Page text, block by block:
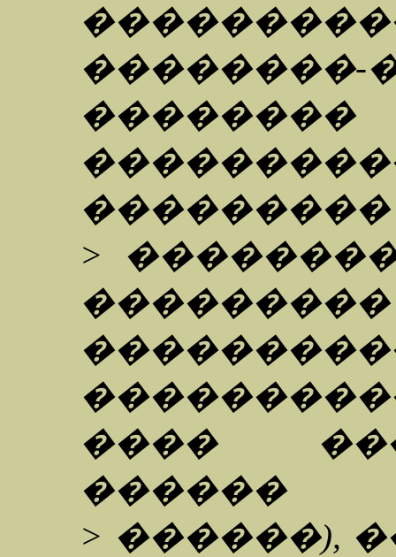
��������-
��������
���������
>
���������
����
������
> ������),